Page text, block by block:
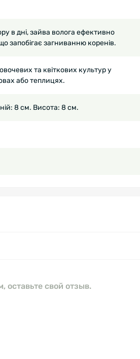
в дні, зайва волога ефективно
запобігає загниванню коренів.
та квіткових культур у
або теплицях.
8 см. Висота: 8 см.
оставьте свой отзыв.